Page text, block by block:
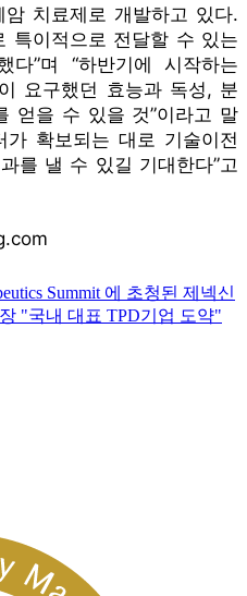
치료제로 개발하고 있다.
특이적으로 전달할 수 있는
다”며 “하반기에 시작하는
요구했던 효능과 독성, 분
얻을 수 있을 것”이라고 말
가 확보되는 대로 기술이전
를 낼 수 있길 기대한다”고
Summit 에 초청된 제넥신
"국내 대표 TPD기업 도약"